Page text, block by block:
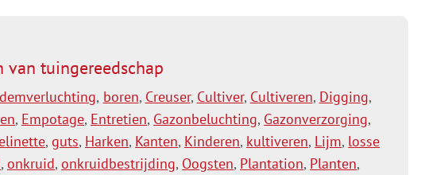
van tuingereedschap
, boren, Creuser, Cultiver, Cultiveren, Digging,
, Empotage, Entretien, Gazonbeluchting, Gazonverzorging,
, guts, Harken, Kanten, Kinderen, kultiveren, Lijm, losse
, onkruid, onkruidbestrijding, Oogsten, Plantation, Planten,